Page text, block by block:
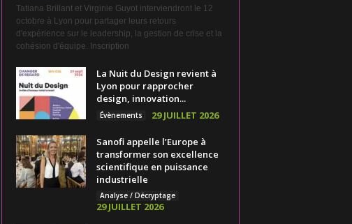
Tatiana Brillant et Virginie Guyot interviendront le 12
octobre à Lyon pour partager leurs retours
d'expérience sur le leadership, la gestion de crise et la
cohésion d'équipe. Inscription
La Nuit du Design revient à
Lyon pour rapprocher
design, innovation...
Évènements 29 JUILLET 2026
Sanofi appelle l’Europe à
transformer son excellence
scientifique en puissance
industrielle
Analyse / Décryptage
29 JUILLET 2026